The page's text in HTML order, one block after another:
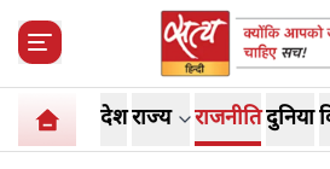
देशराज्य राजनीतिदुनिया